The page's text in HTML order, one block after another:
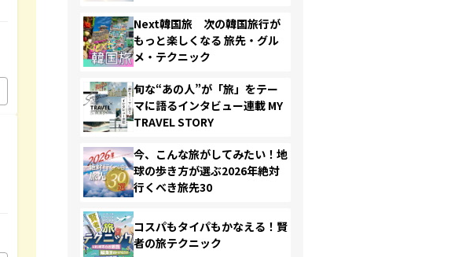
Next韓国旅 次の韓国旅行が
もっと楽しくなる 旅先・グル
メ・テクニック
旬な“あの人”が「旅」をテー
マに語るインタビュー連載 MY
TRAVEL STORY
今、こんな旅がしてみたい！地
球の歩き方が選ぶ2026年絶対
行くべき旅先30
コスパもタイパもかなえる！賢
者の旅テクニック